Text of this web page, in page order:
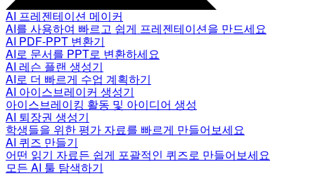
AI 프레젠테이션 메이커
AI를 사용하여 빠르고 쉽게 프레젠테이션을 만드세요
AI PDF-PPT 변환기
AI로 문서를 PPT로 변환하세요
AI 레슨 플랜 생성기
AI로 더 빠르게 수업 계획하기
AI 아이스브레이커 생성기
아이스브레이킹 활동 및 아이디어 생성
AI 퇴장권 생성기
학생들을 위한 평가 자료를 빠르게 만들어보세요
AI 퀴즈 만들기
어떤 읽기 자료든 쉽게 포괄적인 퀴즈로 만들어보세요
모든 AI 툴 탐색하기